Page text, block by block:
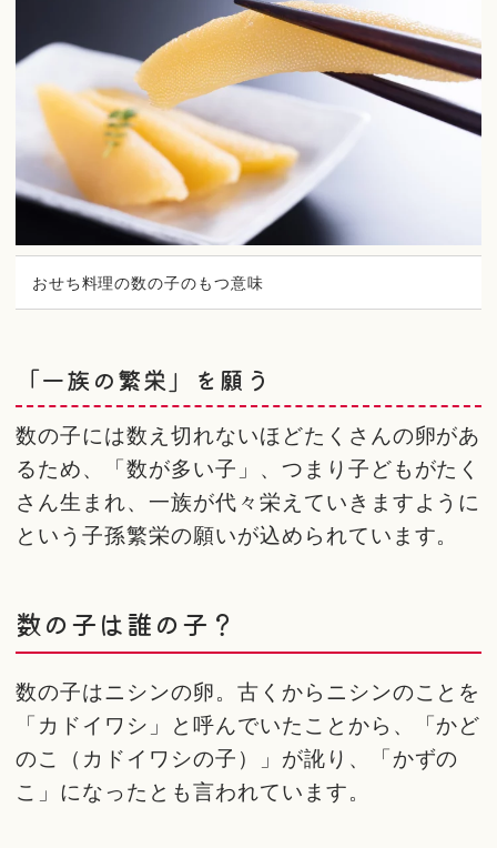
おせち料理の数の子のもつ意味
「一族の繁栄」を願う
数の子には数え切れないほどたくさんの卵があ
るため、「数が多い子」、つまり子どもがたく
さん生まれ、一族が代々栄えていきますように
という子孫繁栄の願いが込められています。
数の子は誰の子？
数の子はニシンの卵。古くからニシンのことを
「カドイワシ」と呼んでいたことから、「かど
のこ（カドイワシの子）」が訛り、「かずの
こ」になったとも言われています。